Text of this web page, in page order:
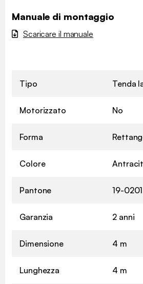
Manuale di montaggio
Scaricare il manuale
Tipo Tenda
Motorizzato No
Forma
Colore
Pantone 19-0201
Garanzia 2 anni
Dimensione 4 m
Lunghezza 4 m